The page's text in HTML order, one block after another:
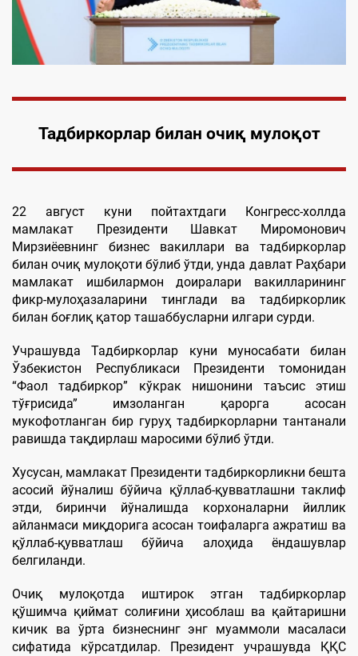
Тадбиркорлар билан очиқ мулоқот
22 август куни пойтахтдаги Конгресс-холлда
мамлакат Президенти Шавкат Миромонович
Мирзиёевнинг бизнес вакиллари ва тадбиркорлар
билан очиқ мулоқоти бўлиб ўтди, унда давлат Раҳбари
мамлакат ишбилармон доиралари вакилларининг
фикр-мулоҳазаларини тинглади ва тадбиркорлик
билан боғлиқ қатор ташаббусларни илгари сурди.
Учрашувда Тадбиркорлар куни муносабати билан
Ўзбекистон Республикаси Президенти томонидан
“Фаол тадбиркор” кўкрак нишонини таъсис этиш
тўғрисида” имзоланган қарорга асосан
мукофотланган бир гуруҳ тадбиркорларни тантанали
равишда тақдирлаш маросими бўлиб ўтди.
Хусусан, мамлакат Президенти тадбиркорликни бешта
асосий йўналиш бўйича қўллаб-қувватлашни таклиф
этди, биринчи йўналишда корхоналарни йиллик
айланмаси миқдорига асосан тоифаларга ажратиш ва
қўллаб-қувватлаш бўйича алоҳида ёндашувлар
белгиланди.
Очиқ мулоқотда иштирок этган тадбиркорлар
қўшимча қиймат солиғини ҳисоблаш ва қайтаришни
кичик ва ўрта бизнеснинг энг муаммоли масаласи
сифатида кўрсатдилар. Президент учрашувда ҚҚС